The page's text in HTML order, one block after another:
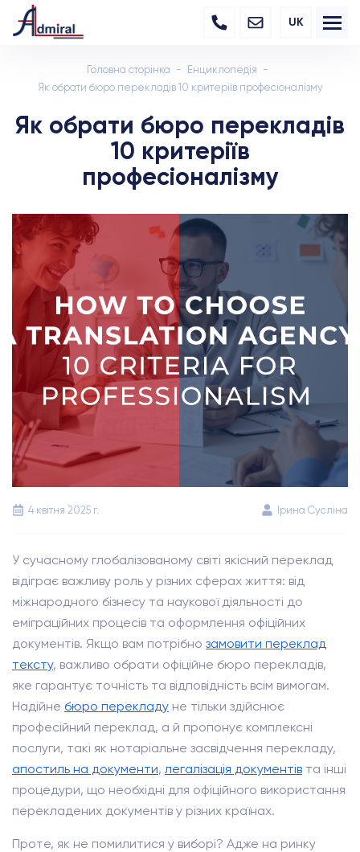
UK
Головна сторінка
Енциклопедія
Як обрати бюро перекладів 10 критеріїв професіоналізму
Як обрати бюро перекладів
10 критеріїв
професіоналізму
4 квітня 2025 г. Ірина Сусліна
У сучасному глобалізованому світі якісний переклад
відіграє важливу роль у різних сферах життя: від
міжнародного бізнесу та наукової діяльності до
еміграційних процесів та оформлення офіційних
документів. Якщо вам потрібно замовити переклад
тексту, важливо обрати офіційне бюро перекладів,
яке гарантує точність та відповідність всім вимогам.
Надійне бюро перекладу не тільки здійснює
професійний переклад, а й пропонує комплексні
послуги, такі як нотаріальне засвідчення перекладу,
апостиль на документи, легалізація документів та інші
процедури, що необхідні для офіційного використання
перекладених документів у різних країнах.
Проте, як не помилитися у виборі? Адже на ринку